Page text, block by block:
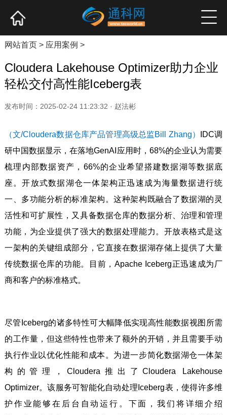
产业资讯 企业新品 高端访谈
网站首页> 应用案例 >
Cloudera Lakehouse Optimizer助力企业
轻松交付高性能Iceberg表
发布时间：2025-02-24 11:23:32 · 赵法彬
（文/Cloudera数据仓库产品管理高级总监Bill Zhang）
IDC调
研中国数据显示，在落地GenAI应用时，68%的企业认为需要
梳理内部数据资产，66%的企业希望搭建数据湖等数据底
座。开放式数据湖仓一体架构正迅速成为海量数据进行统
一、多功能分析的标准架构。这种架构既融合了数据湖的灵
活性和可扩展性，又具备数据仓库的数据分析、治理和管理
功能，为企业提供了强大的数据处理能力。开放表格式是这
一架构的关键组成部分，它直接在数据湖存储上提供了大量
传统数据仓库的功能。目前，Apache Iceberg正迅速成为厂
商和客户的标准格式。
尽管Iceberg的诸多特性可大幅降低实现高性能数据视图所需
的工作量，但这些特性也带来了额外的开销，并且需要手动
执行作业以优化性能和成本。为进一步简化数据湖仓一体架
构的管理，Cloudera推出了Cloudera Lakehouse
Optimizer。该服务可智能化自动处理Iceberg表，使得许多维
护作业能够在后台自动运行。下面，我们将详细介绍